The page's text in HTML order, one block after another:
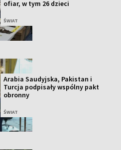
ofiar, w tym 26 dzieci
ŚWIAT
Arabia Saudyjska, Pakistan i
Turcja podpisały wspólny pakt
obronny
ŚWIAT